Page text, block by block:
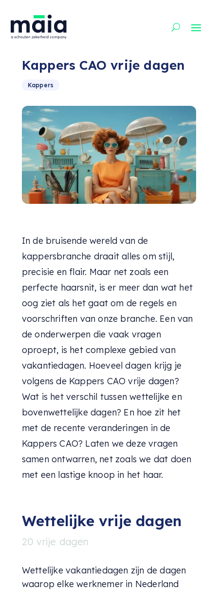
Kappers CAO vrije dagen
Kappers
In de bruisende wereld van de
kappersbranche draait alles om stijl,
precisie en flair. Maar net zoals een
perfecte haarsnit, is er meer dan wat het
oog ziet als het gaat om de regels en
voorschriften van onze branche. Een van
de onderwerpen die vaak vragen
oproept, is het complexe gebied van
vakantiedagen. Hoeveel dagen krijg je
volgens de Kappers CAO vrije dagen?
Wat is het verschil tussen wettelijke en
bovenwettelijke dagen? En hoe zit het
met de recente veranderingen in de
Kappers CAO? Laten we deze vragen
samen ontwarren, net zoals we dat doen
met een lastige knoop in het haar.
Wettelijke vrije dagen
20 vrije dagen
Wettelijke vakantiedagen zijn de dagen
waarop elke werknemer in Nederland